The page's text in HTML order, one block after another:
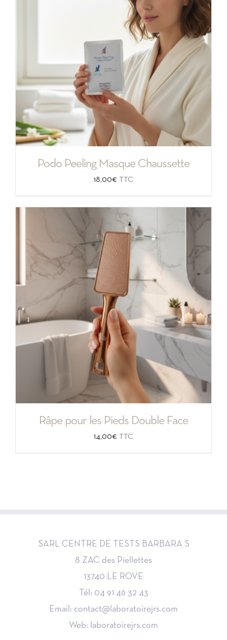
Podo Peeling Masque Chaussette
18,00€ TTC
Râpe pour les Pieds Double Face
14,00€ TTC
SARL CENTRE DE TESTS BARBARA S
8 ZAC des Piellettes
13740 LE ROVE
Tél: 04 91 46 32 43
Email: contact@laboratoirejrs.com
Web: laboratoirejrs.com